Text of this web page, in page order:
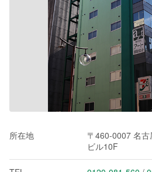
所在地
〒460-0007 名
ビル10F